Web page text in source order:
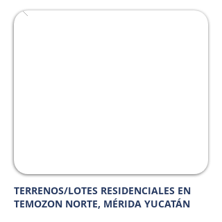
TERRENOS/LOTES RESIDENCIALES EN
TEMOZON NORTE, MÉRIDA YUCATÁN